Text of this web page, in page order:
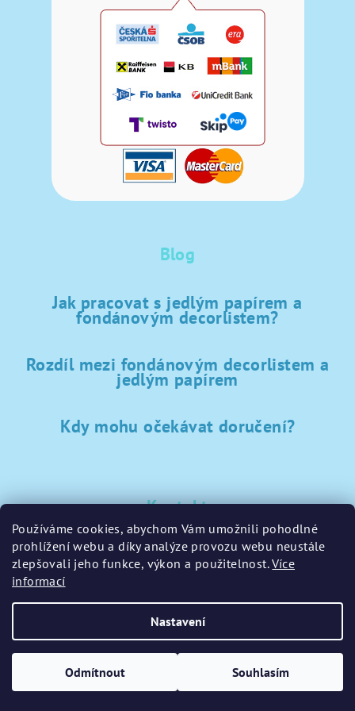
Používáme cookies, abychom Vám umožnili pohodlné
prohlížení webu a díky analýze provozu webu neustále
zlepšovali jeho funkce, výkon a použitelnost.Více
informací
Nastavení
Odmítnout Souhlasím
Blog
Jak pracovat s jedlým papírem a
fondánovým decorlistem?
Rozdíl mezi fondánovým decorlistem a
jedlým papírem
Kdy mohu očekávat doručení?
Kontakt
sklad@sladke-potreby.cz
+420 797728283
Upravit nastavení cookies
Vytvořil Shoptet